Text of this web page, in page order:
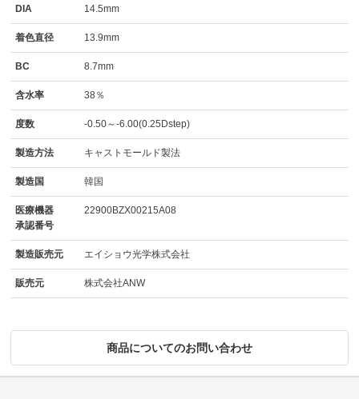
DIA 14.5mm
着色直径 13.9mm
BC 8.7mm
含水率 38％
度数 -0.50～-6.00(0.25Dstep)
製造方法 キャストモールド製法
製造国 韓国
医療機器
承認番号
22900BZX00215A08
製造販売元 エイショウ光学株式会社
販売元 株式会社ANW
商品についてのお問い合わせ